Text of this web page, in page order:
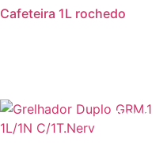
Cafeteira 1L rochedo
Promoção!